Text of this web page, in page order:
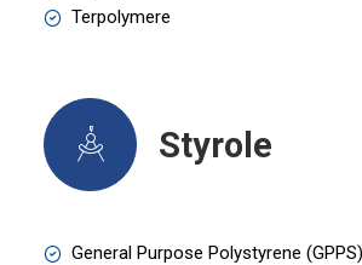
Terpolymere
Styrole
General Purpose Polystyrene (GPPS)